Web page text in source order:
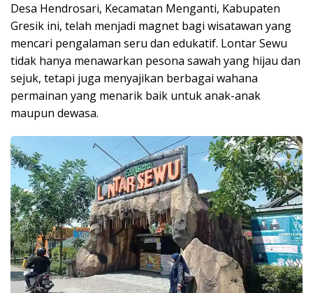
Desa Hendrosari, Kecamatan Menganti, Kabupaten
Gresik ini, telah menjadi magnet bagi wisatawan yang
mencari pengalaman seru dan edukatif. Lontar Sewu
tidak hanya menawarkan pesona sawah yang hijau dan
sejuk, tetapi juga menyajikan berbagai wahana
permainan yang menarik baik untuk anak-anak
maupun dewasa.